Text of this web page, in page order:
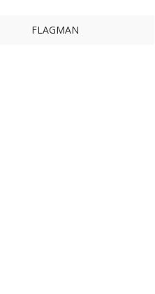
FLAGMAN